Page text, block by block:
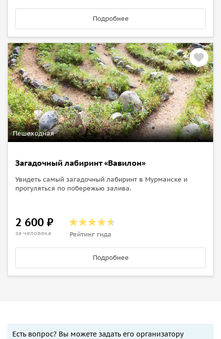
Подробнее
Пешеходная
Загадочный лабиринт «Вавилон»
Увидеть самый загадочный лабиринт в Мурманске и
прогуляться по побережью залива.
2 600 ₽
за человека Рейтинг гида
Подробнее
Есть вопрос? Вы можете задать его организатору